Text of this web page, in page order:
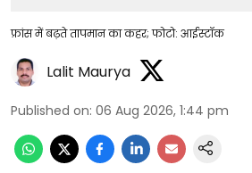
फ्रांस में बढ़ते तापमान का कहर; फोटो: आईस्टॉक
Lalit Maurya
Published on: 06 Aug 2026, 1:44 pm